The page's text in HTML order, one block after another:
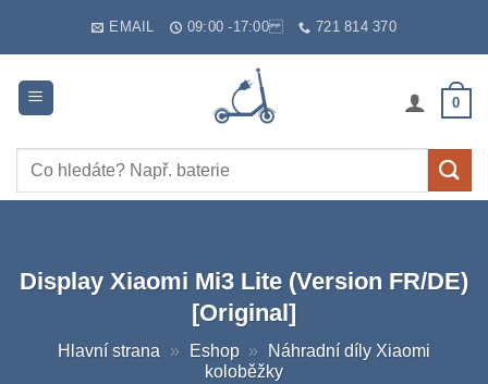
EMAIL 09:00 -17:00 721 814 370
0
Hledat:
Display Xiaomi Mi3 Lite (Version FR/DE)
[Original]
Hlavní strana » Eshop »
Náhradní díly Xiaomi
koloběžky